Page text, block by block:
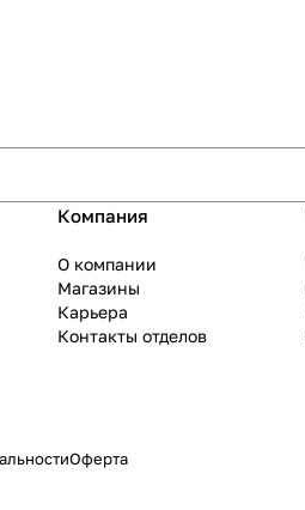
Компания
О компании
Магазины
Карьера
Контакты отделов
Оферта